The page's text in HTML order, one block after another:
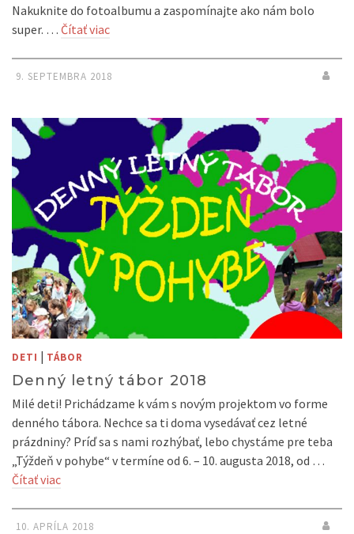
Nakuknite do fotoalbumu a zaspomínajte ako nám bolo
super. … Čítať viac
9. SEPTEMBRA 2018
DETI | TÁBOR
Denný letný tábor 2018
Milé deti! Prichádzame k vám s novým projektom vo forme
denného tábora. Nechce sa ti doma vysedávať cez letné
prázdniny? Príď sa s nami rozhýbať, lebo chystáme pre teba
„Týždeň v pohybe“ v termíne od 6. – 10. augusta 2018, od …
Čítať viac
10. APRÍLA 2018